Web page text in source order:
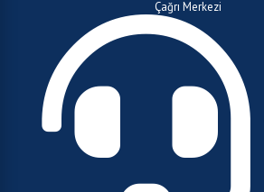
Çağrı Merkezi